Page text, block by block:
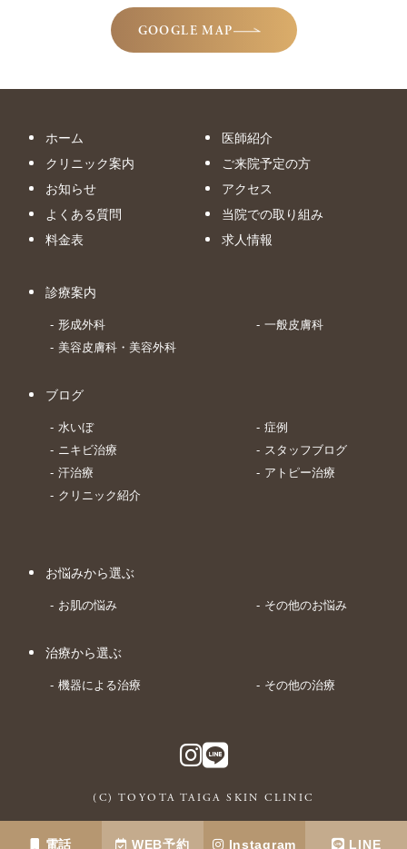
電話 WEB予約 Instagram LINE
GOOGLE MAP
ホーム
医師紹介
クリニック案内
ご来院予定の方
お知らせ
アクセス
よくある質問
当院での取り組み
料金表
求人情報
診療案内
形成外科
一般皮膚科
美容皮膚科・美容外科
ブログ
水いぼ
症例
ニキビ治療
スタッフブログ
汗治療
アトピー治療
クリニック紹介
お悩みから選ぶ
お肌の悩み その他のお悩み
治療から選ぶ
機器による治療 その他の治療
(C) TOYOTA TAIGA SKIN CLINIC